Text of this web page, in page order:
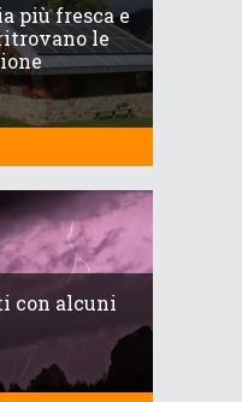
più fresca e
le
con alcuni